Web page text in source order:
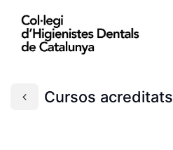
Cursos acreditats